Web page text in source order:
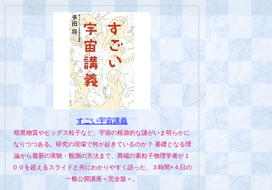
すごい宇宙講義
暗黒物質やヒッグス粒子など、宇宙の根源的な謎がいま明らかに
なりつつある。研究の現場で何が起きているのか？ 基礎となる理
論から最新の実験・観測の方法まで、異端の素粒子物理学者が１
００を超えるスライドと共にわかりやすく語った、３時間×４日の
一般公開講座＜完全版＞。